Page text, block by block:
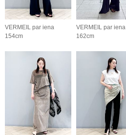
VERMEIL par iena
154cm
VERMEIL par iena
162cm